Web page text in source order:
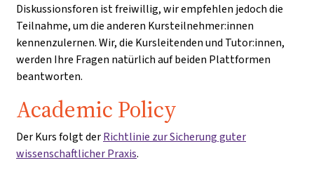
Diskussionsforen ist freiwillig, wir empfehlen jedoch die
Teilnahme, um die anderen Kursteilnehmer:innen
kennenzulernen. Wir, die Kursleitenden und Tutor:innen,
werden Ihre Fragen natürlich auf beiden Plattformen
beantworten.
Academic Policy
Der Kurs folgt derRichtlinie zur Sicherung guter
wissenschaftlicher Praxis.